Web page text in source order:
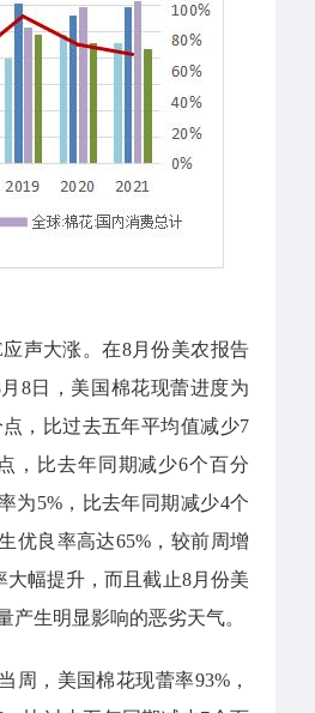
声大涨。在8月份美农报告
8日，美国棉花现蕾进度为
，比过去五年平均值减少7
，比去年同期减少6个百分
为5%，比去年同期减少4个
优良率高达65%，较前周增
幅提升，而且截止8月份美
生明显影响的恶劣天气。
，美国棉花现蕾率93%，